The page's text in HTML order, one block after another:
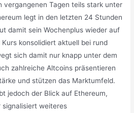
vergangenen Tagen teils stark unter
legt in den letzten 24 Stunden
damit sein Wochenplus wieder auf
konsolidiert aktuell bei rund
sich damit nur knapp unter dem
zahlreiche Altcoins präsentieren
und stützen das Marktumfeld.
jedoch der Blick auf Ethereum,
signalisiert weiteres